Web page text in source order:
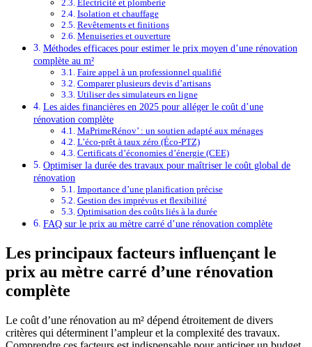
Electricité et plomberie
Isolation et chauffage
Revêtements et finitions
Menuiseries et ouverture
Méthodes efficaces pour estimer le prix moyen d’une rénovation
complète au m²
Faire appel à un professionnel qualifié
Comparer plusieurs devis d’artisans
Utiliser des simulateurs en ligne
Les aides financières en 2025 pour alléger le coût d’une
rénovation complète
MaPrimeRénov’ : un soutien adapté aux ménages
L’éco-prêt à taux zéro (Éco-PTZ)
Certificats d’économies d’énergie (CEE)
Optimiser la durée des travaux pour maîtriser le coût global de
rénovation
Importance d’une planification précise
Gestion des imprévus et flexibilité
Optimisation des coûts liés à la durée
FAQ sur le prix au mètre carré d’une rénovation complète
Les principaux facteurs influençant le
prix au mètre carré d’une rénovation
complète
Le coût d’une rénovation au m² dépend étroitement de divers
critères qui déterminent l’ampleur et la complexité des travaux.